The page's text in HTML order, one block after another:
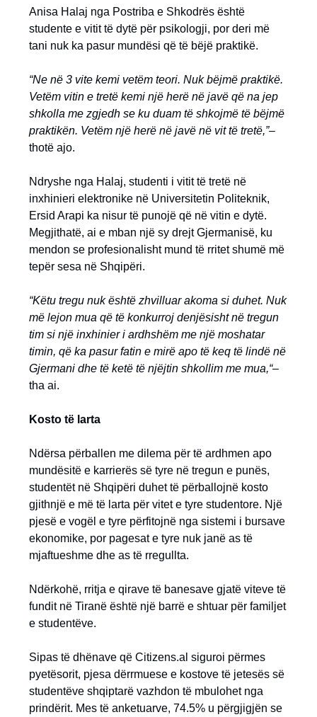
Anisa Halaj nga Postriba e Shkodrës është
studente e vitit të dytë për psikologji, por deri më
tani nuk ka pasur mundësi që të bëjë praktikë.
“Ne në 3 vite kemi vetëm teori. Nuk bëjmë praktikë.
Vetëm vitin e tretë kemi një herë në javë që na jep
shkolla me zgjedh se ku duam të shkojmë të bëjmë
praktikën. Vetëm një herë në javë në vit të tretë,”–
thotë ajo.
Ndryshe nga Halaj, studenti i vitit të tretë në
inxhinieri elektronike në Universitetin Politeknik,
Ersid Arapi ka nisur të punojë që në vitin e dytë.
Megjithatë, ai e mban një sy drejt Gjermanisë, ku
mendon se profesionalisht mund të rritet shumë më
tepër sesa në Shqipëri.
“Këtu tregu nuk është zhvilluar akoma si duhet. Nuk
më lejon mua që të konkurroj denjësisht në tregun
tim si një inxhinier i ardhshëm me një moshatar
timin, që ka pasur fatin e mirë apo të keq të lindë në
Gjermani dhe të ketë të njëjtin shkollim me mua,“–
tha ai.
Kosto të larta
Ndërsa përballen me dilema për të ardhmen apo
mundësitë e karrierës së tyre në tregun e punës,
studentët në Shqipëri duhet të përballojnë kosto
gjithnjë e më të larta për vitet e tyre studentore. Një
pjesë e vogël e tyre përfitojnë nga sistemi i bursave
ekonomike, por pagesat e tyre nuk janë as të
mjaftueshme dhe as të rregullta.
Ndërkohë, rritja e qirave të banesave gjatë viteve të
fundit në Tiranë është një barrë e shtuar për familjet
e studentëve.
Sipas të dhënave që Citizens.al siguroi përmes
pyetësorit, pjesa dërrmuese e kostove të jetesës së
studentëve shqiptarë vazhdon të mbulohet nga
prindërit. Mes të anketuarve, 74.5% u përgjigjën se